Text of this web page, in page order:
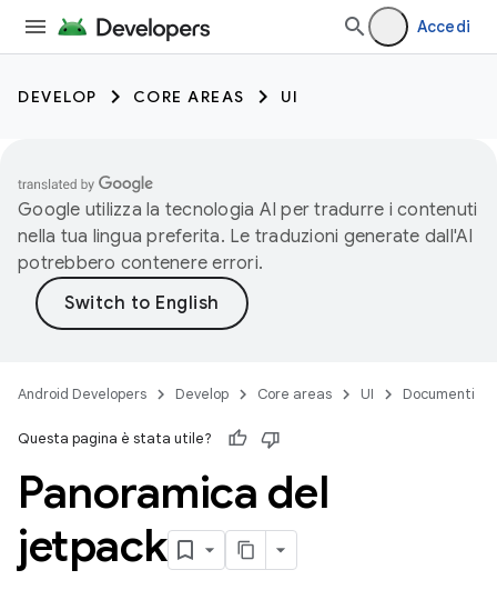
Accedi
DEVELOP CORE AREAS UI
Google utilizza la tecnologia AI per tradurre i contenuti
nella tua lingua preferita. Le traduzioni generate dall'AI
potrebbero contenere errori.
Android Developers Develop Core areas UI Documenti
Questa pagina è stata utile?
Panoramica del
jetpack